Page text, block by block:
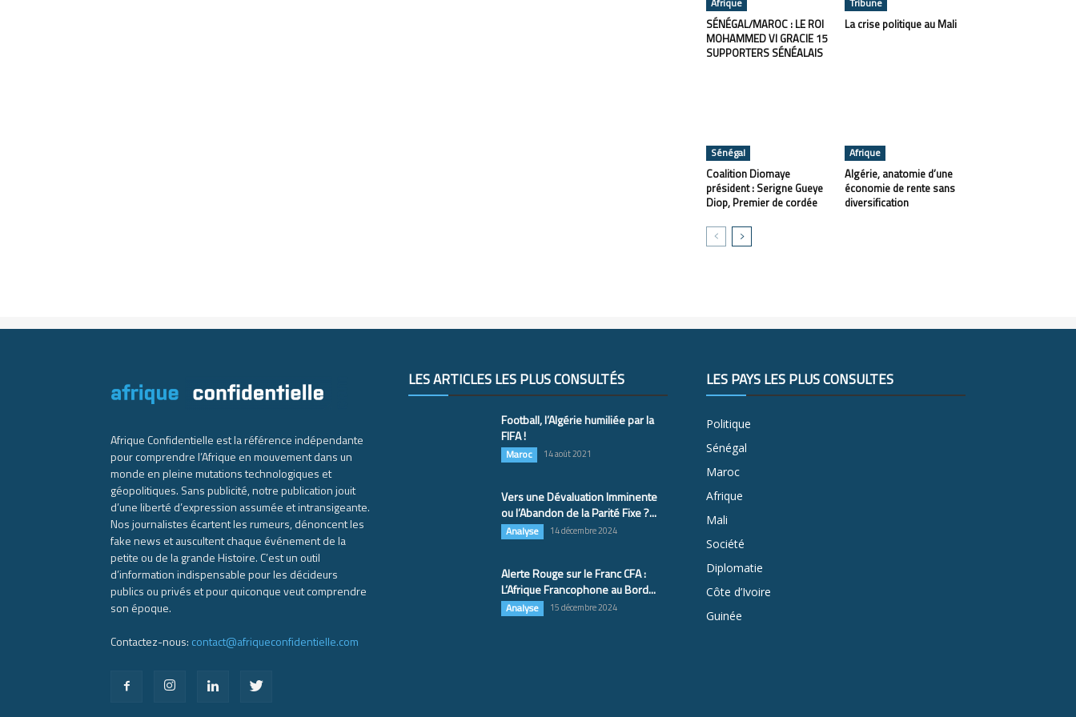
SÉNÉGAL/MAROC : LE ROI
MOHAMMED VI GRACIE 15
SUPPORTERS SÉNÉALAIS
La crise politique au Mali
Sénégal
Coalition Diomaye
président : Serigne Gueye
Diop, Premier de cordée
Afrique
Algérie, anatomie d’une
économie de rente sans
diversification
Afrique Confidentielle est la référence indépendante
pour comprendre l’Afrique en mouvement dans un
monde en pleine mutations technologiques et
géopolitiques. Sans publicité, notre publication jouit
d’une liberté d’expression assumée et intransigeante.
Nos journalistes écartent les rumeurs, dénoncent les
fake news et auscultent chaque événement de la
petite ou de la grande Histoire. C’est un outil
d’information indispensable pour les décideurs
publics ou privés et pour quiconque veut comprendre
son époque.
Contactez-nous: contact@afriqueconfidentielle.com
LES ARTICLES LES PLUS CONSULTÉS
Football, l’Algérie humiliée par la
FIFA !
Maroc 14 août 2021
Vers une Dévaluation Imminente
ou l’Abandon de la Parité Fixe ?...
Analyse 14 décembre 2024
Alerte Rouge sur le Franc CFA :
L’Afrique Francophone au Bord...
Analyse 15 décembre 2024
LES PAYS LES PLUS CONSULTÉS
Politique
Sénégal
Maroc
Afrique
Mali
Société
Diplomatie
Côte d’Ivoire
Guinée